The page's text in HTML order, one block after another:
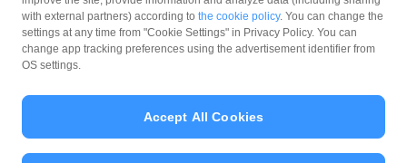
カスタマーハラスメントに関する当社の考え方
© PayPay Corporation
with external partners) according to the cookie policy. You can change the
settings at any time from "Cookie Settings" in Privacy Policy. You can
change app tracking preferences using the advertisement identifier from
OS settings.
Accept All Cookies